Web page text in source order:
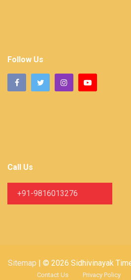
Follow Us
Call Us
+91-9816013276
Sitemap | © 2026 Sidhivinayak
Contact Us Privacy Policy